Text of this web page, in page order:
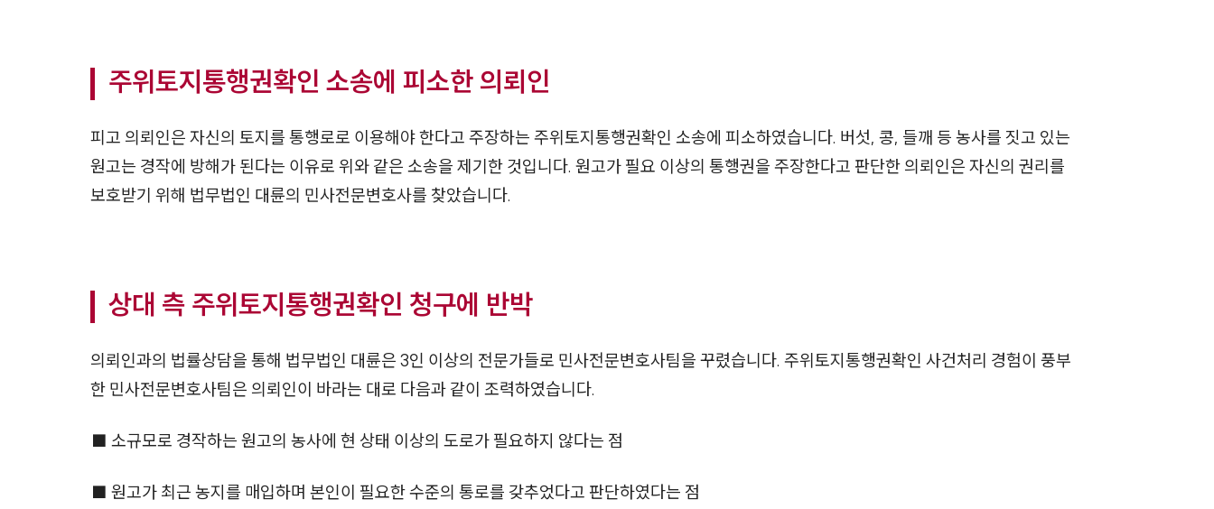
그룹소개
고객의 소리
주위토지통행권확인 소송에 피소한 의뢰인
피고 의뢰인은 자신의 토지를 통행로로 이용해야 한다고 주장하는 주위토지통행권확인 소송에 피소하였습니다. 버섯, 콩, 들깨 등 농사를 짓고 있는
원고는 경작에 방해가 된다는 이유로 위와 같은 소송을 제기한 것입니다. 원고가 필요 이상의 통행권을 주장한다고 판단한 의뢰인은 자신의 권리를
보호받기 위해 법무법인 대륜의 민사전문변호사를 찾았습니다.
상대 측 주위토지통행권확인 청구에 반박
의뢰인과의 법률상담을 통해 법무법인 대륜은 3인 이상의 전문가들로 민사전문변호사팀을 꾸렸습니다. 주위토지통행권확인 사건처리 경험이 풍부
한 민사전문변호사팀은 의뢰인이 바라는 대로 다음과 같이 조력하였습니다.
■ 소규모로 경작하는 원고의 농사에 현 상태 이상의 도로가 필요하지 않다는 점
■ 원고가 최근 농지를 매입하며 본인이 필요한 수준의 통로를 갖추었다고 판단하였다는 점